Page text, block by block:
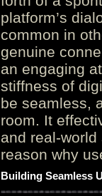
platform’s
common in
genuine
an engaging
stiffness of
be seamless,
room. It
and real-
reason why
Building Seamless